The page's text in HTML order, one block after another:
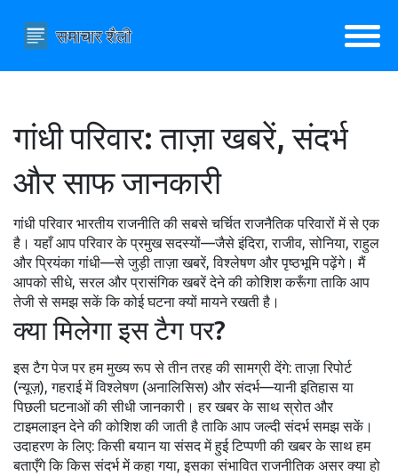
गांधी परिवार: ताज़ा खबरें, संदर्भ
और साफ जानकारी
गांधी परिवार भारतीय राजनीति की सबसे चर्चित राजनैतिक परिवारों में से एक
है। यहाँ आप परिवार के प्रमुख सदस्यों—जैसे इंदिरा, राजीव, सोनिया, राहुल
और प्रियंका गांधी—से जुड़ी ताज़ा खबरें, विश्लेषण और पृष्ठभूमि पढ़ेंगे। मैं
आपको सीधे, सरल और प्रासंगिक खबरें देने की कोशिश करूँगा ताकि आप
तेजी से समझ सकें कि कोई घटना क्यों मायने रखती है।
क्या मिलेगा इस टैग पर?
इस टैग पेज पर हम मुख्य रूप से तीन तरह की सामग्री देंगे: ताज़ा रिपोर्ट
(न्यूज़), गहराई में विश्लेषण (अनालिसिस) और संदर्भ—यानी इतिहास या
पिछली घटनाओं की सीधी जानकारी। हर खबर के साथ स्रोत और
टाइमलाइन देने की कोशिश की जाती है ताकि आप जल्दी संदर्भ समझ सकें।
उदाहरण के लिए: किसी बयान या संसद में हुई टिप्पणी की खबर के साथ हम
बताएँगे कि किस संदर्भ में कहा गया, इसका संभावित राजनीतिक असर क्या हो